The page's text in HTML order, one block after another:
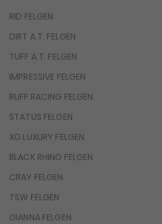
RID FELGEN
DIRT A.T. FELGEN
TUFF A.T. FELGEN
IMPRESSIVE FELGEN
RUFF RACING FELGEN
STATUS FELGEN
XO LUXURY FELGEN
BLACK RHINO FELGEN
CRAY FELGEN
TSW FELGEN
GIANNA FELGEN